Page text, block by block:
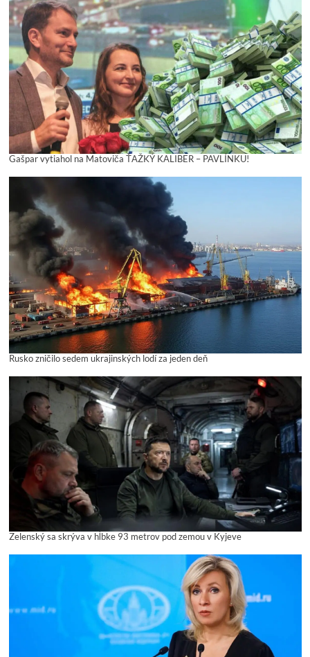
Gašpar vytiahol na Matoviča ŤAŽKÝ KALIBER – PAVLÍNKU!
Rusko zničilo sedem ukrajinských lodí za jeden deň
Zelenský sa skrýva v hĺbke 93 metrov pod zemou v Kyjeve